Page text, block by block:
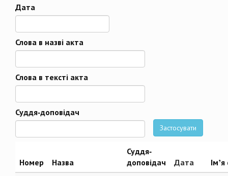
Дата
Дата
Слова в назві акта
Слова в тексті акта
Суддя-доповідач
Застосувати
Номер Назва
Суддя-
доповідач
Дата